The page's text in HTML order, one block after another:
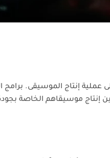
عملية إنتاج الموسيقى. برامج
إنتاج موسيقاهم الخاصة